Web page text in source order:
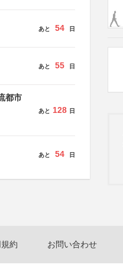
あと 54 日
あと 55 日
都市
あと 128 日
あと 54 日
約 お問い合わせ